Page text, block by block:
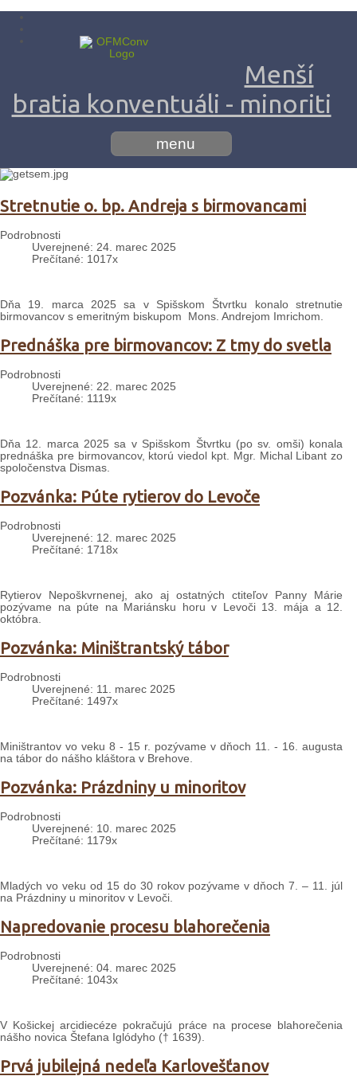
Menší
bratia konventuáli - minoriti
menu
Stretnutie o. bp. Andreja s birmovancami
Podrobnosti
Uverejnené: 24. marec 2025
Prečítané: 1017x
Dňa 19. marca 2025 sa v Spišskom Štvrtku konalo stretnutie
birmovancov s emeritným biskupom Mons. Andrejom Imrichom.
Prednáška pre birmovancov: Z tmy do svetla
Podrobnosti
Uverejnené: 22. marec 2025
Prečítané: 1119x
Dňa 12. marca 2025 sa v Spišskom Štvrtku (po sv. omši) konala
prednáška pre birmovancov, ktorú viedol kpt. Mgr. Michal Libant zo
spoločenstva Dismas.
Pozvánka: Púte rytierov do Levoče
Podrobnosti
Uverejnené: 12. marec 2025
Prečítané: 1718x
Rytierov Nepoškvrnenej, ako aj ostatných ctiteľov Panny Márie
pozývame na púte na Mariánsku horu v Levoči 13. mája a 12.
októbra.
Pozvánka: Miništrantský tábor
Podrobnosti
Uverejnené: 11. marec 2025
Prečítané: 1497x
Miništrantov vo veku 8 - 15 r. pozývame v dňoch 11. - 16. augusta
na tábor do nášho kláštora v Brehove.
Pozvánka: Prázdniny u minoritov
Podrobnosti
Uverejnené: 10. marec 2025
Prečítané: 1179x
Mladých vo veku od 15 do 30 rokov pozývame v dňoch 7. – 11. júl
na Prázdniny u minoritov v Levoči.
Napredovanie procesu blahorečenia
Podrobnosti
Uverejnené: 04. marec 2025
Prečítané: 1043x
V Košickej arcidiecéze pokračujú práce na procese blahorečenia
nášho novica Štefana Iglódyho († 1639).
Prvá jubilejná nedeľa Karlovešťanov